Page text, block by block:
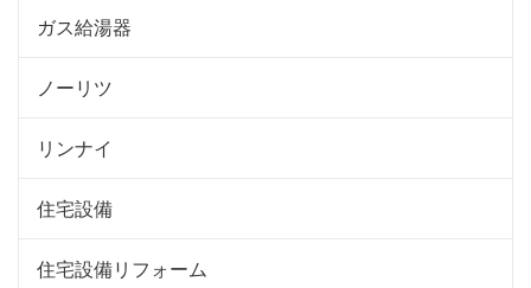
ガス給湯器
ノーリツ
リンナイ
住宅設備
住宅設備リフォーム